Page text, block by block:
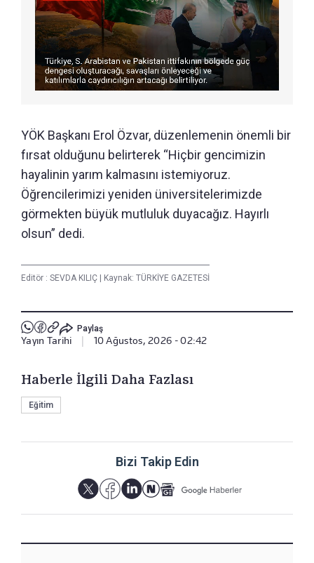
YÖK Başkanı Erol Özvar, düzenlemenin önemli bir
fırsat olduğunu belirterek “Hiçbir gencimizin
hayalinin yarım kalmasını istemiyoruz.
Öğrencilerimizi yeniden üniversitelerimizde
görmekten büyük mutluluk duyacağız. Hayırlı
olsun” dedi.
Editör : SEVDA KILIÇ Kaynak: TÜRKİYE GAZETESİ
Paylaş
Yayın Tarihi 10 Ağustos, 2026 - 02:42
Haberle İlgili Daha Fazlası
Eğitim
Bizi Takip Edin